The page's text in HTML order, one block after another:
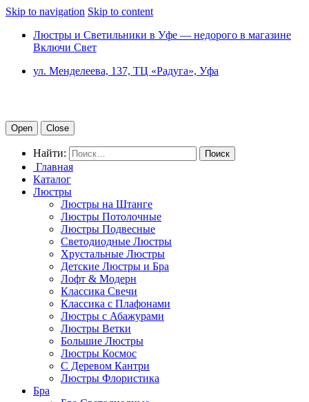
Skip to navigation Skip to content
Люстры и Светильники в Уфе — недорого в магазине
Включи Свет
ул. Менделеева, 137, ТЦ «Радуга», Уфа
Open Close
Найти:
Главная
Каталог
Люстры
Люстры на Штанге
Люстры Потолочные
Люстры Подвесные
Светодиодные Люстры
Хрустальные Люстры
Детские Люстры и Бра
Лофт & Модерн
Классика Свечи
Классика с Плафонами
Люстры с Абажурами
Люстры Ветки
Большие Люстры
Люстры Космос
С Деревом Кантри
Люстры Флористика
Бра